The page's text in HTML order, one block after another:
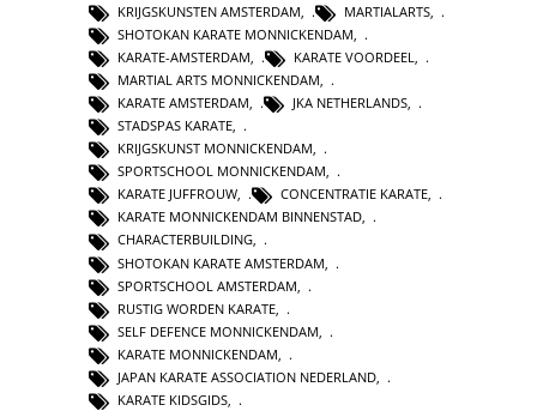
KRIJGSKUNSTEN AMSTERDAM
MARTIALARTS
SHOTOKAN KARATE MONNICKENDAM
KARATE-AMSTERDAM
KARATE VOORDEEL
MARTIAL ARTS MONNICKENDAM,
KARATE AMSTERDAM, JKA NETHERLANDS,
STADSPAS KARATE,
KRIJGSKUNST MONNICKENDAM,
SPORTSCHOOL MONNICKENDAM,
KARATE JUFFROUW, CONCENTRATIE KARATE,
KARATE MONNICKENDAM BINNENSTAD,
CHARACTERBUILDING,
SHOTOKAN KARATE AMSTERDAM
SPORTSCHOOL AMSTERDAM
RUSTIG WORDEN KARATE
SELF DEFENCE MONNICKENDAM
KARATE MONNICKENDAM
JAPAN KARATE ASSOCIATION NEDERLAND
KARATE KIDSGIDS